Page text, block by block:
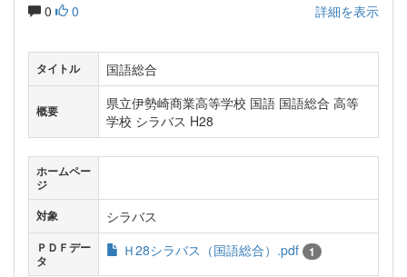
0 0 詳細を表示
タイトル 国語総合
概要
県立伊勢崎商業高等学校 国語 国語総合 高等
学校 シラバス H28
ホームペー
ジ
対象
シラバス
ＰＤＦデー
タ
Ｈ28シラバス（国語総合）.pdf 1